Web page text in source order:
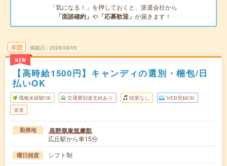
「気になる！」を押しておくと、派遣会社から
「面談確約」 や 「応募歓迎」 が届きます！
未読
NEW
掲載日 2026/08/05
【高時給1500円】キャンディの選別・梱包/日
払いOK
職種未経験OK 交通費別途支給あり 残業なし WEB登録OK
派遣
勤務地 長野県東筑摩郡
広丘駅から車15分
曜日頻度 シフト制